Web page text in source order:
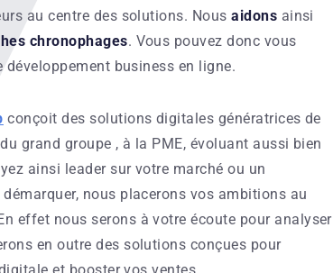
au centre des solutions. Nousaidons ainsi
chronophages. Vous pouvez donc vous
développement business en ligne.
conçoit des solutions digitales génératrices de
grand groupe , à la PME, évoluant aussi bien
ainsi leader sur votre marché ou un
nous placerons vos ambitions au
effet nous serons à votre écoute pour analyser
en outre des solutions conçues pour